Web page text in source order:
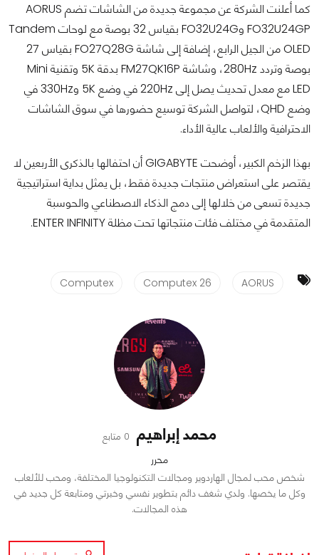
كما أعلنت الشركة عن مجموعة جديدة من الشاشات تضم AORUS
FO32U24GP وFO32U24G بقياس 32 بوصة مع لوحات Tandem
OLED من الجيل الرابع، إضافة إلى شاشة FO27Q28G بقياس 27
بوصة وتردد 280Hz، وشاشة FM27QK16P بدقة 5K وتقنية Mini
LED مع معدل تحديث يصل إلى 220Hz في وضع 5K و330Hz في
وضع QHD، لتواصل الشركة توسيع حضورها في سوق الشاشات
الاحترافية والألعاب عالية الأداء.
بهذا الزخم الكبير، أوضحت GIGABYTE أن احتفالها بالذكرى الأربعين لا
يقتصر على استعراض منتجات جديدة فقط، بل يمثل بداية استراتيجية
جديدة تسعى من خلالها إلى دمج الذكاء الاصطناعي والحوسبة
المتقدمة في مختلف فئات منتجاتها تحت مظلة ENTER INFINITY.
AORUS
Computex 26
Computex
محمد إبراهيم 0 متابع
محرر
شخص محب لمجال الهاردوير ومجالات التكنولوجيا المختلفة، ومحب للألعاب
وكل ما يخصها. ولدي شغف دائم بتطوير نفسي وخبرتي ومتابعة كل جديد في
هذه المجالات.